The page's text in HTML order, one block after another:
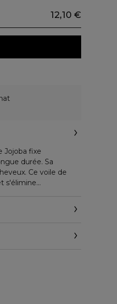
12,10 €
Jojoba fixe
durée. Sa
Ce voile de
s'élimine